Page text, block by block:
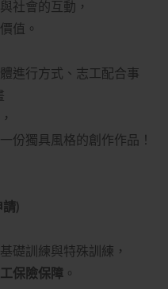
社會的互動，
值。
進行方式、志工配合事
份獨具風格的創作作品！
請)
礎訓練與特殊訓練，
保險保障 。